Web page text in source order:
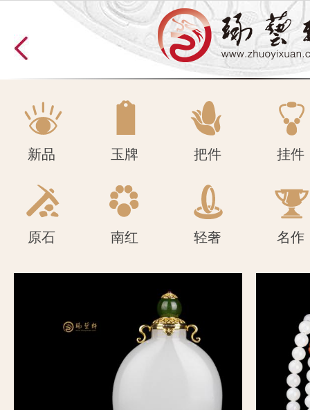
原石 南红 轻奢 名作
新品 玉牌 把件 挂件
原石 南红 轻奢 名作